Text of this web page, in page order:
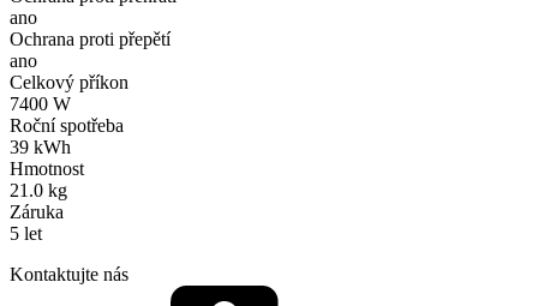
ano
Ochrana proti přepětí
ano
Celkový příkon
7400 W
Roční spotřeba
39 kWh
Hmotnost
21.0 kg
Záruka
5 let
Kontaktujte nás